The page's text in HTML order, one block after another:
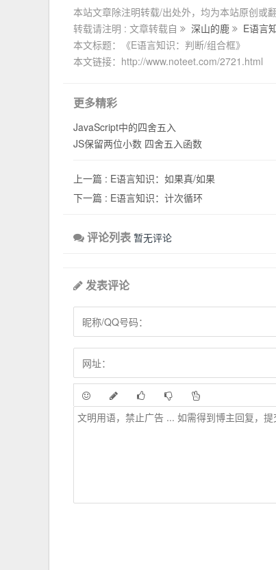
本站文章除注明转载/出处外，均为本站原创或
转载请注明 : 文章转载自
深山的鹿
E语言
本文标题：《E语言知识：判断/组合框》
本文链接：http://www.noteet.com/2721.html
更多精彩
JavaScript中的四舍五入
JS保留两位小数 四舍五入函数
上一篇 : E语言知识：如果真/如果
下一篇 : E语言知识：计次循环
评论列表 暂无评论
发表评论